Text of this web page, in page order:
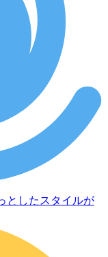
としたスタイルが